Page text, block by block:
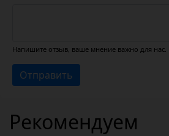
Напишите отзыв, ваше мнение важно для нас.
Отправить
Рекомендуем